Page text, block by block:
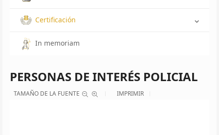
Certificación
In memoriam
PERSONAS DE INTERÉS POLICIAL
TAMAÑO DE LA FUENTE IMPRIMIR